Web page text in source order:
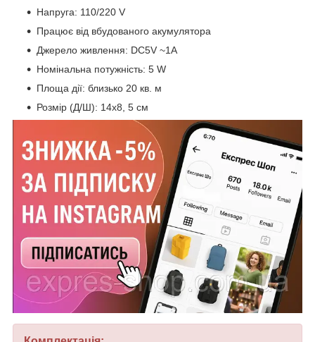
Напруга: 110/220 V
Працює від вбудованого акумулятора
Джерело живлення: DC5V ~1A
Номінальна потужність: 5 W
Площа дії: близько 20 кв. м
Розмір (Д/Ш): 14х8, 5 см